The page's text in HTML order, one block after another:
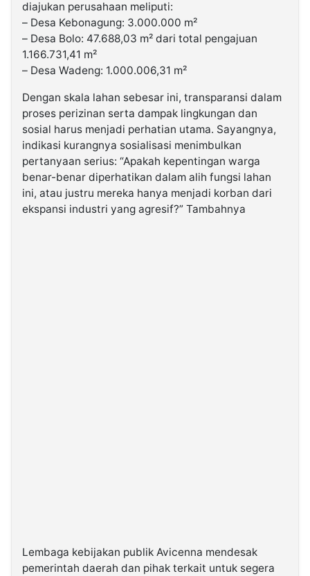
diajukan perusahaan meliputi:
– Desa Kebonagung: 3.000.000 m²
– Desa Bolo: 47.688,03 m² dari total pengajuan
1.166.731,41 m²
– Desa Wadeng: 1.000.006,31 m²
Dengan skala lahan sebesar ini, transparansi dalam
proses perizinan serta dampak lingkungan dan
sosial harus menjadi perhatian utama. Sayangnya,
indikasi kurangnya sosialisasi menimbulkan
pertanyaan serius: “Apakah kepentingan warga
benar-benar diperhatikan dalam alih fungsi lahan
ini, atau justru mereka hanya menjadi korban dari
ekspansi industri yang agresif?” Tambahnya
Lembaga kebijakan publik Avicenna mendesak
pemerintah daerah dan pihak terkait untuk segera